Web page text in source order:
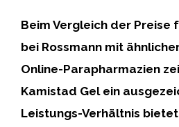
Beim Vergleich der Preise
bei Rossmann mit
Online-Parapharmazien
Kamistad Gel ein
Leistungs-Verhältnis